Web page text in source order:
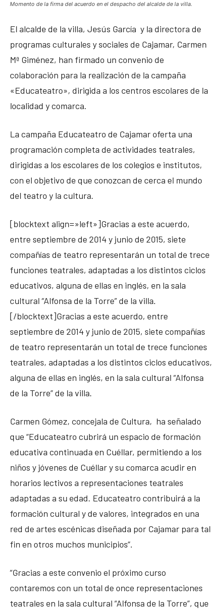
Momento de la firma del acuerdo en el despacho del alcalde de la villa.
El alcalde de la villa, Jesús García y la directora de
programas culturales y sociales de Cajamar, Carmen
Mª Giménez, han firmado un convenio de
colaboración para la realización de la campaña
«Educateatro», dirigida a los centros escolares de la
localidad y comarca.
La campaña Educateatro de Cajamar oferta una
programación completa de actividades teatrales,
dirigidas a los escolares de los colegios e institutos,
con el objetivo de que conozcan de cerca el mundo
del teatro y la cultura.
[blocktext align=»left»]Gracias a este acuerdo,
entre septiembre de 2014 y junio de 2015, siete
compañías de teatro representarán un total de trece
funciones teatrales, adaptadas a los distintos ciclos
educativos, alguna de ellas en inglés, en la sala
cultural “Alfonsa de la Torre” de la villa.
[/blocktext]Gracias a este acuerdo, entre
septiembre de 2014 y junio de 2015, siete compañías
de teatro representarán un total de trece funciones
teatrales, adaptadas a los distintos ciclos educativos,
alguna de ellas en inglés, en la sala cultural “Alfonsa
de la Torre” de la villa.
Carmen Gómez, concejala de Cultura, ha señalado
que “Educateatro cubrirá un espacio de formación
educativa continuada en Cuéllar, permitiendo a los
niños y jóvenes de Cuéllar y su comarca acudir en
horarios lectivos a representaciones teatrales
adaptadas a su edad. Educateatro contribuirá a la
formación cultural y de valores, integrados en una
red de artes escénicas diseñada por Cajamar para tal
fin en otros muchos municipios”.
“Gracias a este convenio el próximo curso
contaremos con un total de once representaciones
teatrales en la sala cultural “Alfonsa de la Torre”, que